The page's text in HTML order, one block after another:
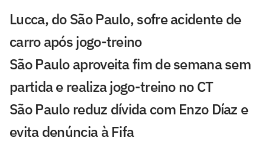
Lucca, do São Paulo, sofre acidente de
carro após jogo-treino
São Paulo aproveita fim de semana sem
partida e realiza jogo-treino no CT
São Paulo reduz dívida com Enzo Díaz e
evita denúncia à Fifa